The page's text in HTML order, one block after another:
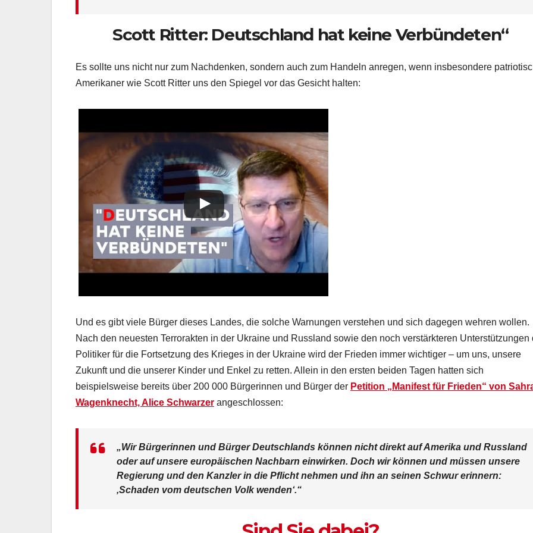
Scott Ritter: Deutschland hat keine Verbündeten“
Es sollte uns nicht nur zum Nachdenken, sondern auch zum Handeln anregen, wenn insbesondere
Amerikaner wie Scott Ritter uns den Spiegel vor das Gesicht halten:
Und es gibt viele Bürger dieses Landes, die solche Warnungen verstehen und sich dagegen wehren wollen.
Nach den neuesten Terrorakten in der Ukraine und Russland sowie den noch verstärkteren Unterstützungen
Politiker für die Fortsetzung des Krieges in der Ukraine wird der Frieden immer wichtiger – um uns, unsere
Zukunft und die unserer Kinder und Enkel zu retten. Allein in den ersten beiden Tagen hatten sich
beispielsweise bereits über 200 000 Bürgerinnen und Bürger der Petition „Manifest für Frieden“ von
Wagenknecht, Alice Schwarzer angeschlossen:
„Wir Bürgerinnen und Bürger Deutschlands können nicht direkt auf Amerika und Russland
oder auf unsere europäischen Nachbarn einwirken. Doch wir können und müssen unsere
Regierung und den Kanzler in die Pflicht nehmen und ihn an seinen Schwur erinnern:
‚Schaden vom deutschen Volk wenden‘.“